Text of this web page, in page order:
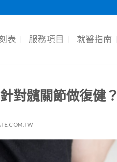
表 服務項目 就醫指南
對髖關節做復健？